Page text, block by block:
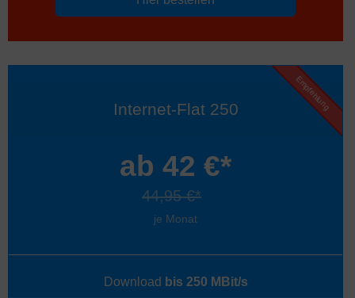
Empfehlung
Internet-Flat 250
ab 42 €*
44,95 €*
je Monat
Download bis 250 MBit/s